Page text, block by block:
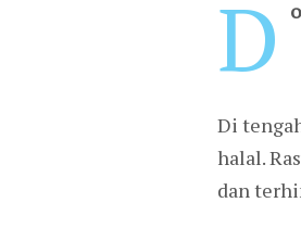
D
Di
halal.
dan